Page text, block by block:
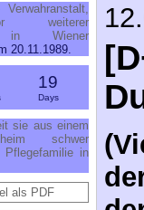
weiterer
in Wiener
20.11.1989.
19
Days
sie aus einem
schwer
Pflegefamilie in
als PDF